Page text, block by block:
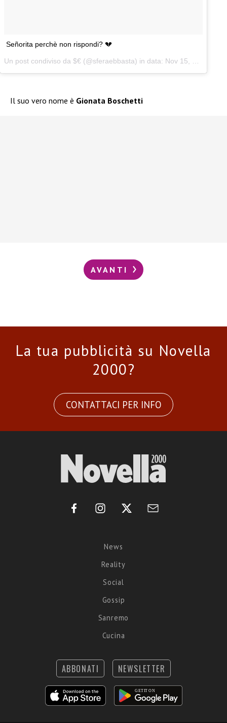
Señorita perchè non rispondi? 💔
Un post condiviso da $€ (@sferaebbasta) in data: Nov 15, 2018 at 11:01 PST
Il suo vero nome è Gionata Boschetti
AVANTI
La tua pubblicità su Novella
2000?
CONTATTACI PER INFO
News
Reality
Social
Gossip
Sanremo
Cucina
ABBONATI NEWSLETTER